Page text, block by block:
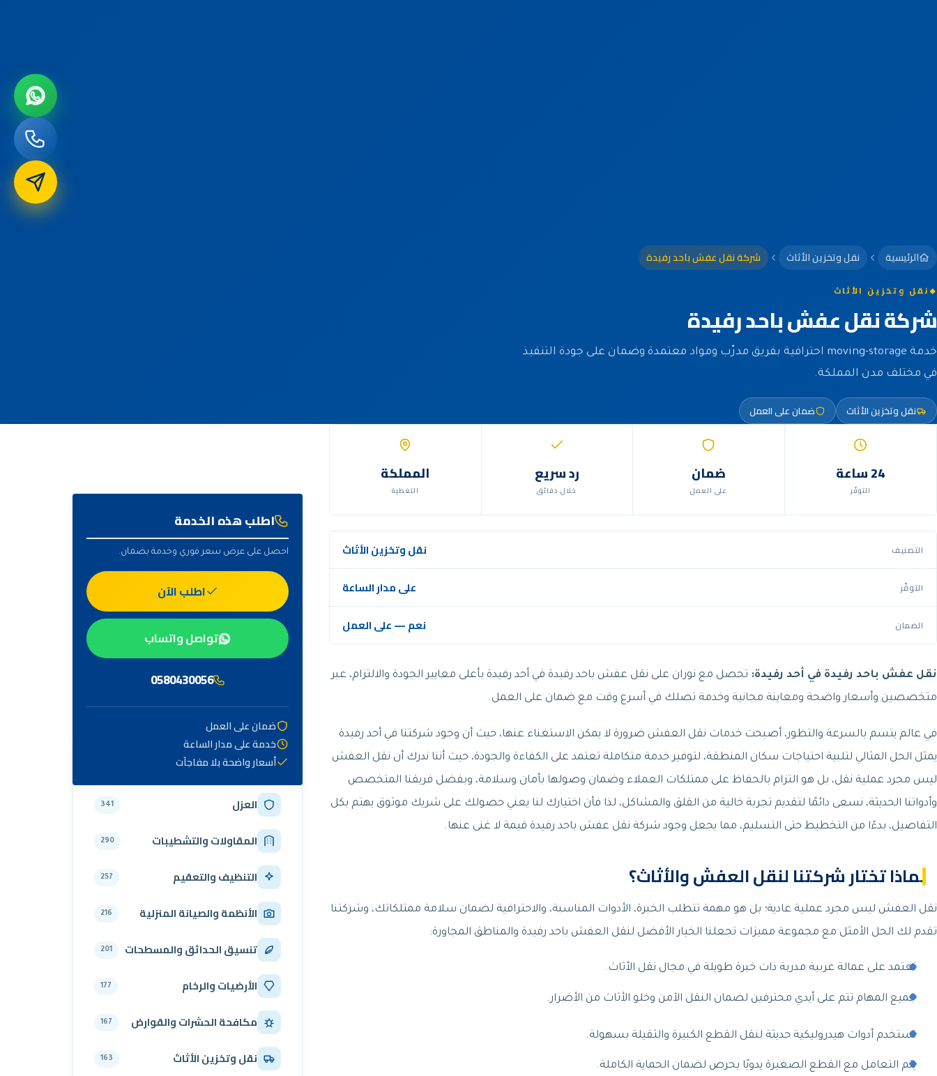
الرئيسية نقل وتخزين الأثاث شركة نقل عفش باحد رفيدة
نقل وتخزين الأثاث
شركة نقل عفش باحد رفيدة
خدمة moving-storage احترافية بفريق مدرّب ومواد معتمدة وضمان على جودة التنفيذ
في مختلف مدن المملكة.
نقل وتخزين الأثاث ضمان على العمل
24 ساعة
التوفّر
ضمان
على العمل
رد سريع
خلال دقائق
المملكة
التغطية
التصنيف نقل وتخزين الأثاث
التوفّر على مدار الساعة
الضمان نعم — على العمل
نقل عفش باحد رفيدة في أحد رفيدة: تحصل مع نوران على نقل عفش باحد رفيدة في أحد رفيدة بأعلى معايير الجودة والالتزام، عبر
متخصصين وأسعار واضحة ومعاينة مجانية وخدمة تصلك في أسرع وقت مع ضمان على العمل.
في عالم يتسم بالسرعة والتطور، أصبحت خدمات نقل العفش ضرورة لا يمكن الاستغناء عنها، حيث أن وجود شركتنا في أحد رفيدة
يمثل الحل المثالي لتلبية احتياجات سكان المنطقة، لتوفير خدمة متكاملة تعتمد على الكفاءة والجودة، حيث أننا ندرك أن نقل العفش
ليس مجرد عملية نقل، بل هو التزام بالحفاظ على ممتلكات العملاء وضمان وصولها بأمان وسلامة، وبفضل فريقنا المتخصص
وأدواتنا الحديثة، نسعى دائمًا لتقديم تجربة خالية من القلق والمشاكل، لذا فأن اختيارك لنا يعني حصولك على شريك موثوق يهتم بكل
التفاصيل، بدءًا من التخطيط حتى التسليم، مما يجعل وجود شركة نقل عفش باحد رفيدة قيمة لا غنى عنها.
لماذا تختار شركتنا لنقل العفش والأثاث؟
نقل العفش ليس مجرد عملية عادية؛ بل هو مهمة تتطلب الخبرة، الأدوات المناسبة، والاحترافية لضمان سلامة ممتلكاتك، وشركتنا
تقدم لك الحل الأمثل مع مجموعة مميزات تجعلنا الخيار الأفضل لنقل العفش باحد رفيدة والمناطق المجاورة:
نعتمد على عمالة عربية مدربة ذات خبرة طويلة في مجال نقل الأثاث.
جميع المهام تتم على أيدي محترفين لضمان النقل الآمن وخلو الأثاث من الأضرار.
نستخدم أدوات هيدروليكية حديثة لنقل القطع الكبيرة والثقيلة بسهولة.
يتم التعامل مع القطع الصغيرة يدويًا بحرص لضمان الحماية الكاملة.
اطلب هذه الخدمة
احصل على عرض سعر فوري وخدمة بضمان.
اطلب الآن
تواصل واتساب
0580430056
ضمان على العمل
خدمة على مدار الساعة
أسعار واضحة بلا مفاجآت
أهم التصنيفات
العزل 341
المقاولات والتشطيبات 290
التنظيف والتعقيم 257
الأنظمة والصيانة المنزلية 216
تنسيق الحدائق والمسطحات 201
الأرضيات والرخام 177
مكافحة الحشرات والقوارض 167
نقل وتخزين الأثاث 163